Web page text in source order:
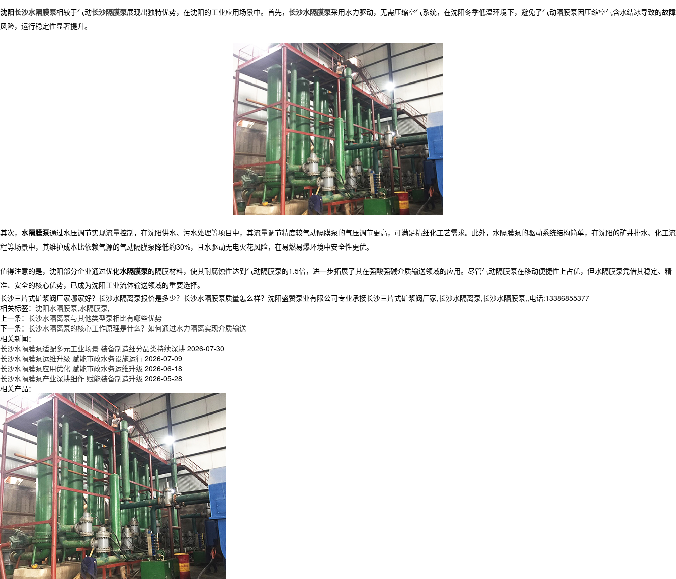
沈阳长沙水隔膜泵相较于气动长沙隔膜泵展现出独特优势， 在沈阳的工业应用场景中。 首先， 长沙水隔膜泵采用水力驱动，无需压缩空气系统，在沈阳冬季低温环境下，避免了气动隔膜泵因压缩空气含水结冰导致的故障
风险，运行稳定性显著提升。
其次， 水隔膜泵通过水压调节实现流量控制，在沈阳供水、污水处理等项目中，其流量调节精度较气动隔膜泵的气压调节更高，可满足精细化工艺需求。此外，水隔膜泵的驱动系统结构简单，在沈阳的矿井排水、化工流
程等场景中，其维护成本比依赖气源的气动隔膜泵降低约30%，且水驱动无电火花风险，在易燃易爆环境中安全性更优。
值得注意的是，沈阳部分企业通过优化水隔膜泵的隔膜材料，使其耐腐蚀性达到气动隔膜泵的1.5倍，进一步拓展了其在强酸强碱介质输送领域的应用。尽管气动隔膜泵在移动便捷性上占优，但水隔膜泵凭借其稳定、精
准、安全的核心优势，已成为沈阳工业流体输送领域的重要选择。
长沙三片式矿浆阀厂家哪家好？长沙水隔离泵报价是多少？长沙水隔膜泵质量怎么样？沈阳盛赞泵业有限公司专业承接长沙三片式矿浆阀厂家,长沙水隔离泵,长沙水隔膜泵,,电话:13386855377
相关标签： 沈阳水隔膜泵,水隔膜泵,
上一条： 长沙水隔离泵与其他类型泵相比有哪些优势
下一条： 长沙水隔离泵的核心工作原理是什么？如何通过水力隔离实现介质输送
相关新闻：
长沙水隔膜泵适配多元工业场景 装备制造细分品类持续深耕 2026-07-30
长沙水隔膜泵运维升级 赋能市政水务设施运行 2026-07-09
长沙水隔膜泵应用优化 赋能市政水务运维升级 2026-06-18
长沙水隔膜泵产业深耕细作 赋能装备制造升级 2026-05-28
相关产品：